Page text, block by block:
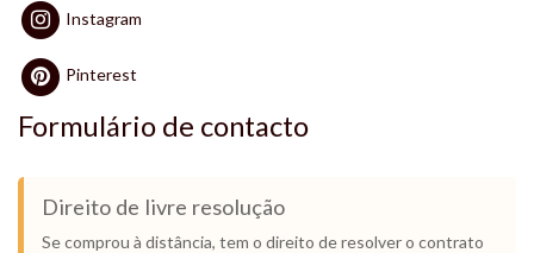
Instagram
Pinterest
Formulário de contacto
Direito de livre resolução
Se comprou à distância, tem o direito de resolver o contrato